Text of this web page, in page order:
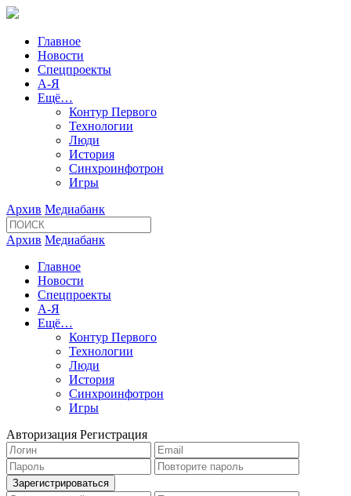
Главное
Новости
Спецпроекты
А-Я
Ещё…
Контур Первого
Технологии
Люди
История
Синхроинфотрон
Игры
Архив Медиабанк
Архив Медиабанк
Главное
Новости
Спецпроекты
А-Я
Ещё…
Контур Первого
Технологии
Люди
История
Синхроинфотрон
Игры
Авторизация Регистрация